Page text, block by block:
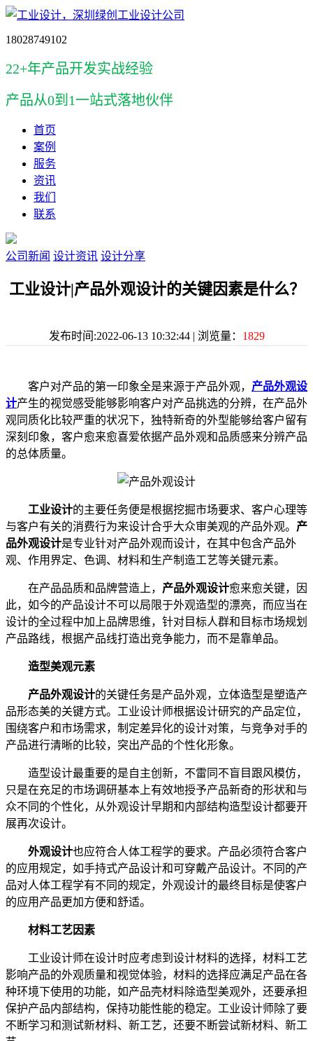
18028749102
22+年产品开发实战经验
产品从0到1一站式落地伙伴
首页
案例
服务
资讯
我们
联系
公司新闻 设计资讯 设计分享
工业设计|产品外观设计的关键因素是什么？
发布时间:2022-06-13 10:32:44 | 浏览量： 1829
客户对产品的第一印象全是来源于产品外观， 产品外观设
计产生的视觉感受能够影响客户对产品挑选的分辨，在产品外
观同质化比较严重的状况下，独特新奇的外型能够给客户留有
深刻印象，客户愈来愈喜爱依据产品外观和品质感来分辨产品
的总体质量。
工业设计的主要任务便是根据挖掘市场要求、客户心理等
与客户有关的消费行为来设计合乎大众审美观的产品外观。 产
品外观设计是专业针对产品外观而设计，在其中包含产品外
观、作用界定、色调、材料和生产制造工艺等关键元素。
在产品品质和品牌营造上， 产品外观设计愈来愈关键，因
此，如今的产品设计不可以局限于外观造型的漂亮，而应当在
设计的全过程中加上品牌思维，针对目标人群和目标市场规划
产品路线，根据产品线打造出竞争能力，而不是靠单品。
造型美观元素
产品外观设计的关键任务是产品外观，立体造型是塑造产
品形态美的关键方式。工业设计师根据设计研究的产品定位，
围绕客户和市场需求，制定差异化的设计对策，与竞争对手的
产品进行清晰的比较，突出产品的个性化形象。
造型设计最重要的是自主创新，不雷同不盲目跟风模仿，
只是在充足的市场调研基本上有效地授予产品新奇的形状和与
众不同的个性化，从外观设计早期和内部结构造型设计都要开
展再次设计。
外观设计也应符合人体工程学的要求。产品必须符合客户
的应用规定，如手持式产品设计和可穿戴产品设计。不同的产
品对人体工程学有不同的规定，外观设计的最终目标是使客户
的应用产品更加方便和舒适。
材料工艺因素
工业设计师在设计时应考虑到设计材料的选择，材料工艺
影响产品的外观质量和视觉体验，材料的选择应满足产品在各
种环境下使用的功能，如产品壳材料除造型美观外，还要承担
保护产品内部结构，保持功能性能的稳定。工业设计师除了要
不断学习和测试新材料、新工艺，还要不断尝试新材料、新工